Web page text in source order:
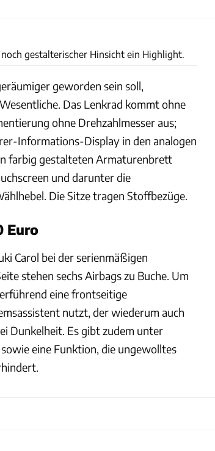
gestalterischer Hinsicht ein Highlight.
geworden sein soll,
Das Lenkrad kommt ohne
ohne Drehzahlmesser aus;
Informations-Display in den analogen
farbig gestalteten Armaturenbrett
und darunter die
Die Sitze tragen Stoffbezüge.
Euro
Carol bei der serienmäßigen
stehen sechs Airbags zu Buche. Um
eine frontseitige
nutzt, der wiederum auch
Dunkelheit. Es gibt zudem unter
eine Funktion, die ungewolltes